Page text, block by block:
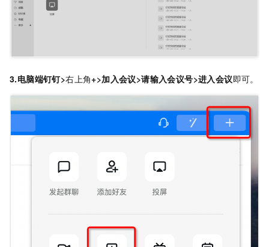
3.电脑端钉钉>右上角+>加入会议>请输入会议号>进入会议即可。